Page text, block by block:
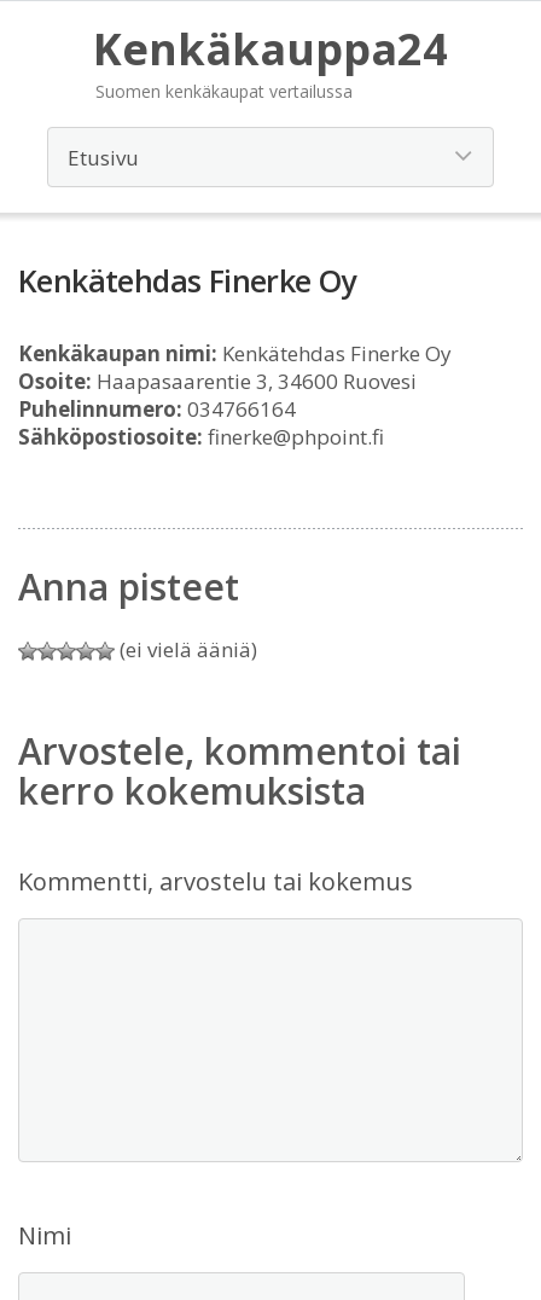
Kenkäkauppa24
Suomen kenkäkaupat vertailussa
Kenkätehdas Finerke Oy
Kenkäkaupan nimi: Kenkätehdas Finerke Oy
Osoite: Haapasaarentie 3, 34600 Ruovesi
Puhelinnumero: 034766164
Sähköpostiosoite: finerke@phpoint.fi
Anna pisteet
(ei vielä ääniä)
Arvostele, kommentoi tai
kerro kokemuksista
Kommentti, arvostelu tai kokemus
Nimi